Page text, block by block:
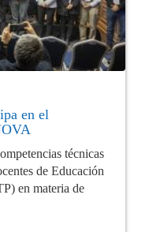
en el
técnicas
de Educación
en materia de